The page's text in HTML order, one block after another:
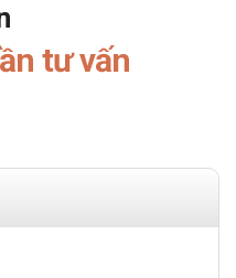
tư vấn